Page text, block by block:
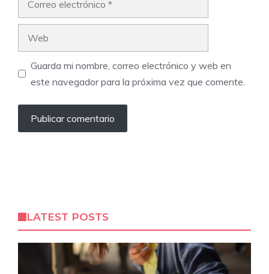
Guarda mi nombre, correo electrónico y web en
este navegador para la próxima vez que comente.
LATEST POSTS